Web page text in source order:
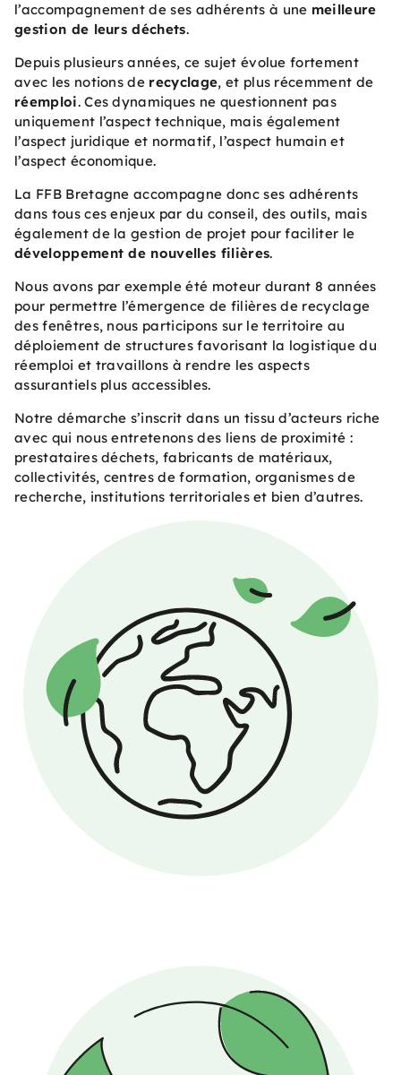
l’accompagnement de ses adhérents à une meilleure
gestion de leurs déchets.
Depuis plusieurs années, ce sujet évolue fortement
avec les notions de recyclage, et plus récemment de
réemploi. Ces dynamiques ne questionnent pas
uniquement l’aspect technique, mais également
l’aspect juridique et normatif, l’aspect humain et
l’aspect économique.
La FFB Bretagne accompagne donc ses adhérents
dans tous ces enjeux par du conseil, des outils, mais
également de la gestion de projet pour faciliter le
développement de nouvelles filières.
Nous avons par exemple été moteur durant 8 années
pour permettre l’émergence de filières de recyclage
des fenêtres, nous participons sur le territoire au
déploiement de structures favorisant la logistique du
réemploi et travaillons à rendre les aspects
assurantiels plus accessibles.
Notre démarche s’inscrit dans un tissu d’acteurs riche
avec qui nous entretenons des liens de proximité :
prestataires déchets, fabricants de matériaux,
collectivités, centres de formation, organismes de
recherche, institutions territoriales et bien d’autres.